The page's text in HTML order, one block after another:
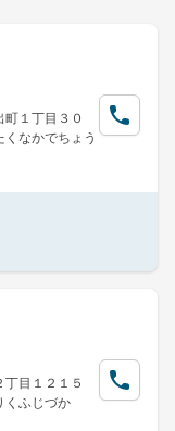
１丁目３０
なかでちょう
目１２１５
くふじづか